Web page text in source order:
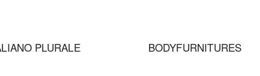
PLURALE BODYFURNITURES